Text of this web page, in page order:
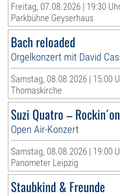
Freitag, 07.08.2026 | 19:30
Parkbühne Geyserhaus
Bach reloaded
Orgelkonzert mit David
Samstag, 08.08.2026 | 15:00
Thomaskirche
Suzi Quatro –
Open Air-Konzert
Samstag, 08.08.2026 | 19:00
Panometer Leipzig
Staubkind & Freunde